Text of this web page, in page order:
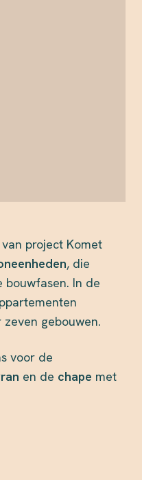
project Komet
, die
bouwfasen. In de
gebouwen.
voor de
en de chape met